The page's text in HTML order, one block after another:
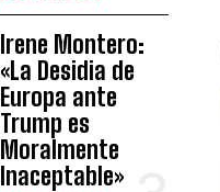
Irene Montero:
«La Desidia de
Europa ante
Trump es
Moralmente
Inaceptable»